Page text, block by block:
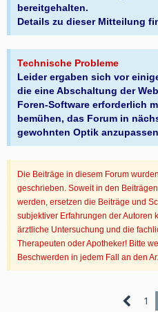
bereitgehalten.
Details zu dieser Mitteilung
Technische Probleme
Leider ergaben sich vor
die eine Abschaltung der
Foren-Software erforderlich
bemühen, das Forum in
gewohnten Optik
Die Beiträge in diesem Forum
geschrieben. Soweit in den
werden, ersetzen die Beiträge und
subjektiver Erfahrungen der Autoren
ärztliche Untersuchung und die
Therapeuten oder Apotheker! Bitte
Beschwerden in jedem Fall an den
1